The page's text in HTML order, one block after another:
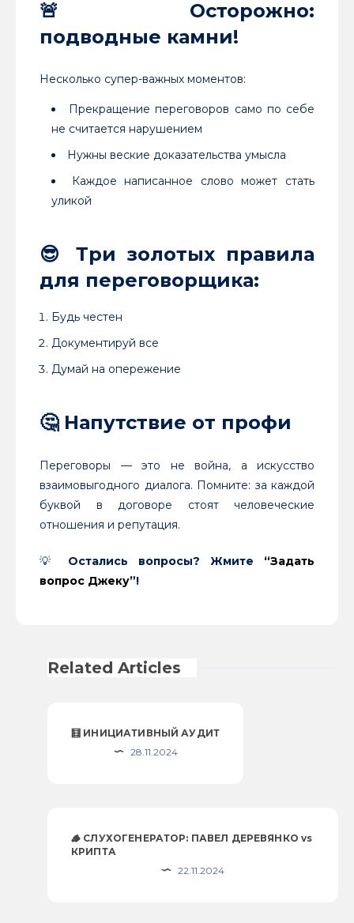
🚨 Осторожно:
подводные камни!
Несколько супер-важных моментов:
Прекращение переговоров само по себе
не считается нарушением
Нужны веские доказательства умысла
Каждое написанное слово может стать
уликой
😎 Три золотых правила
для переговорщика:
Будь честен
Документируй все
Думай на опережение
🤔 Напутствие от профи
Переговоры — это не война, а искусство
взаимовыгодного диалога. Помните: за каждой
буквой в договоре стоят человеческие
отношения и репутация.
💡 Остались вопросы? Жмите “Задать
вопрос Джеку”!
Related Articles
🧮 ИНИЦИАТИВНЫЙ АУДИТ
28.11.2024
🪵 СЛУХОГЕНЕРАТОР: ПАВЕЛ ДЕРЕВЯНКО vs
КРИПТА
22.11.2024